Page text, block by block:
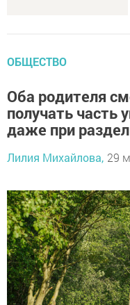
ОБЩЕСТВО
Оба родителя
получать часть
даже при
Лилия Михайлова, 29